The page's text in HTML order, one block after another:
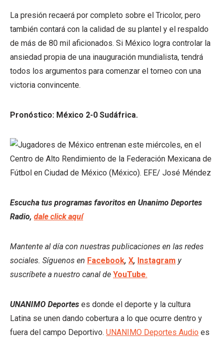
La presión recaerá por completo sobre el Tricolor, pero
también contará con la calidad de su plantel y el respaldo
de más de 80 mil aficionados. Si México logra controlar la
ansiedad propia de una inauguración mundialista, tendrá
todos los argumentos para comenzar el torneo con una
victoria convincente.
Pronóstico: México 2-0 Sudáfrica.
Escucha tus programas favoritos en Unanimo Deportes
Radio, dale click aquí
Mantente al día con nuestras publicaciones en las redes
sociales. Síguenos en Facebook, X, Instagram y
suscríbete a nuestro canal de YouTube.
UNANIMO Deportes es donde el deporte y la cultura
Latina se unen dando cobertura a lo que ocurre dentro y
fuera del campo Deportivo. UNANIMO Deportes Audio es